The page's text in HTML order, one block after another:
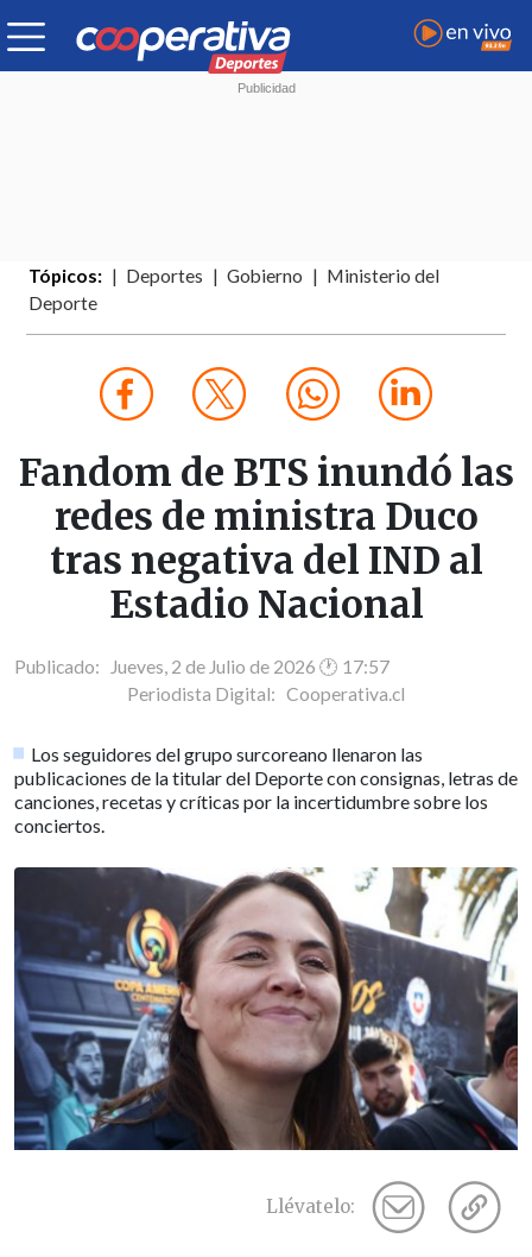
Tópicos: Deportes Gobierno
Ministerio del
Deporte
Fandom de BTS inundó las
redes de ministra Duco
tras negativa del IND al
Estadio Nacional
Publicado: Jueves, 2 de Julio de 2026 🕐 17:57
Periodista Digital: Cooperativa.cl
Los seguidores del grupo surcoreano llenaron las
publicaciones de la titular del Deporte con consignas, letras de
canciones, recetas y críticas por la incertidumbre sobre los
conciertos.
Llévatelo: